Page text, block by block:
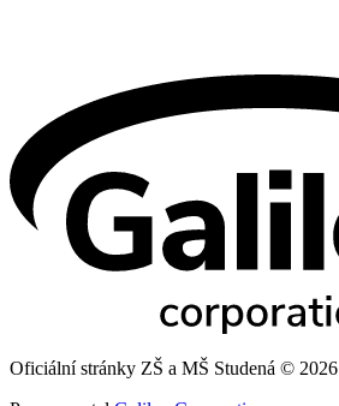
Oficiální stránky ZŠ a MŠ Studená © 2026